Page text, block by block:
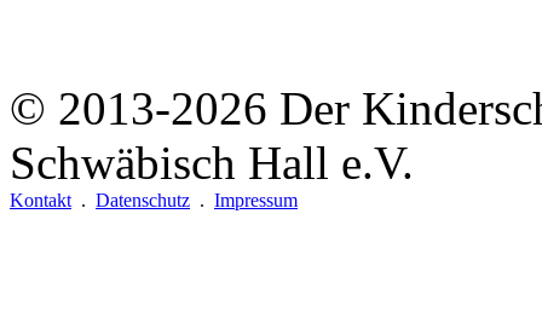
© 2013-2026 Der
Schwäbisch Hall e.V.
Kontakt . Datenschutz . Impressum